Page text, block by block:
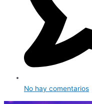
No hay comentarios